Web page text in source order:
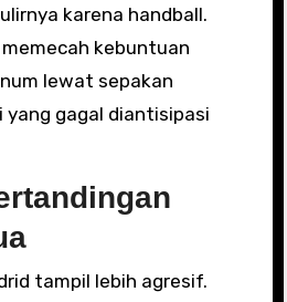
karena handball.
kebuntuan
lewat sepakan
yang gagal diantisipasi
tampil lebih agresif.